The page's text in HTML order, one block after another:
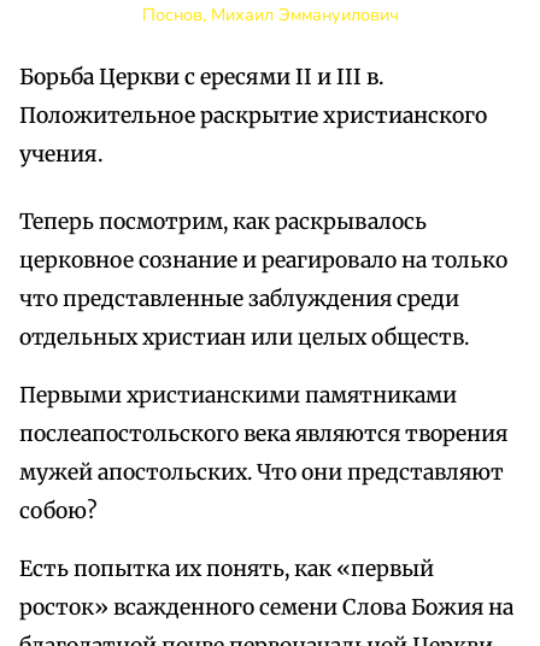
Поснов, Михаил Эммануилович
Борьба Церкви с ересями II и III в.
Положительное раскрытие христианского
учения.
Теперь посмотрим, как раскрывалось
церковное сознание и реагировало на только
что представленные заблуждения среди
отдельных христиан или целых обществ.
Первыми христианскими памятниками
послеапостольского века являются творения
мужей апостольских. Что они представляют
собою?
Есть попытка их понять, как «первый
росток» всажденного семени Слова Божия на